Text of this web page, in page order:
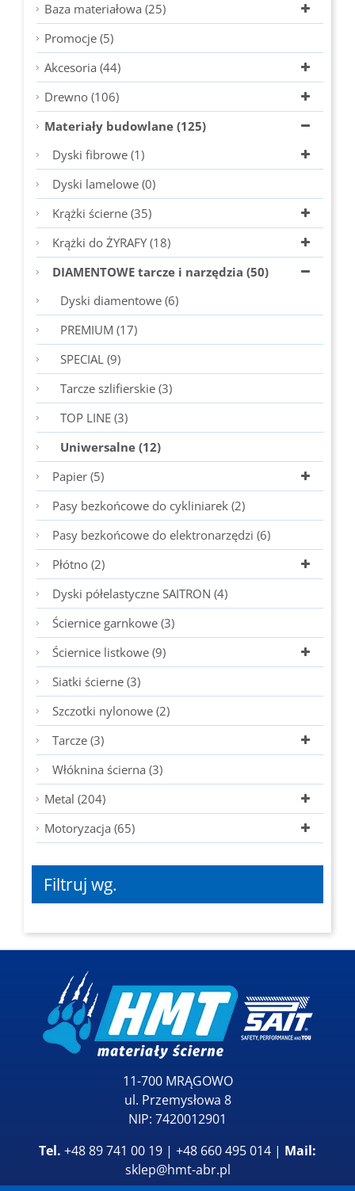
Baza materiałowa (25)
Promocje (5)
Akcesoria (44)
Drewno (106)
Materiały budowlane (125)
Dyski fibrowe (1)
Dyski lamelowe (0)
Krążki ścierne (35)
Krążki do ŻYRAFY (18)
DIAMENTOWE tarcze i narzędzia (50)
Dyski diamentowe (6)
PREMIUM (17)
SPECIAL (9)
Tarcze szlifierskie (3)
TOP LINE (3)
Uniwersalne (12)
Papier (5)
Pasy bezkońcowe do cykliniarek (2)
Pasy bezkońcowe do elektronarzędzi (6)
Płótno (2)
Dyski półelastyczne SAITRON (4)
Ściernice garnkowe (3)
Ściernice listkowe (9)
Siatki ścierne (3)
Szczotki nylonowe (2)
Tarcze (3)
Włóknina ścierna (3)
Metal (204)
Motoryzacja (65)
Filtruj wg.
11-700 MRĄGOWO
ul. Przemysłowa 8
NIP: 7420012901
Tel. +48 89 741 00 19 | +48 660 495 014 | Mail:
sklep@hmt-abr.pl